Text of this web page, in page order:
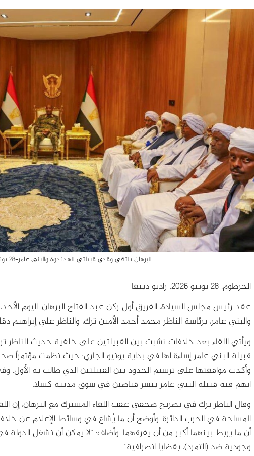
البرهان يلتقي وقدي قبيلتي الهدندوة والبني عامر-28 يونيو 2026- راديو دبنقا
الخرطوم: 28 يونيو 2026: راديو دبنقا
عقد رئيس مجلس السيادة، الفريق أول ركن عبد الفتاح البرهان، اليوم
والبني عامر، برئاسة الناظر محمد أحمد الأمين ترك، والناظر علي إبراهيم
ويأتي اللقاء بعد خلافات نشبت بين القبيلتين على خلفية حديث للناظر
قبيلة البني عامر إساءة لها في بداية يونيو الجاري؛ حيث نظمت مؤتمراً
وأكدت موافقتها على ترسيم الحدود بين القبيلتين الذي طالب به الأول.
اتهم فيه قبيلة البني عامر بنشر قناصين في سوق مدينة كسلا.
وقال الناظر ترك في تصريح صحفي عقب اللقاء المشترك مع البرهان، إن
المسلحة في الحرب الدائرة، وأوضح أن ما يُشاع في وسائط الإعلام عن
أن ما يربط بينهما أكبر من أن يفرقهما، وأضاف: “لا يمكن أن نشغل
وجودية ضد (التمرد)، بقضايا انصرافية”.